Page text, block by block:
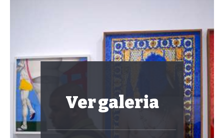
Ver galeria